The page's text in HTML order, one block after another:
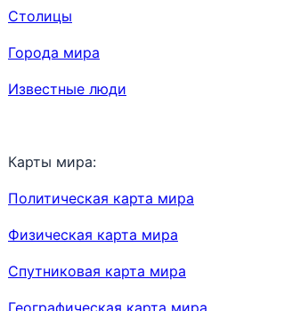
Столицы
Города мира
Известные люди
Карты мира:
Политическая карта мира
Физическая карта мира
Спутниковая карта мира